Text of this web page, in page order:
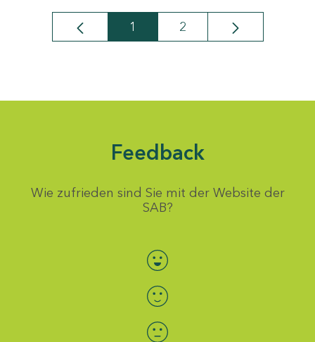
Seite
1 Seite
2
Feedback
Wie zufrieden sind Sie mit der Website der
SAB?
Bewertung auswählen